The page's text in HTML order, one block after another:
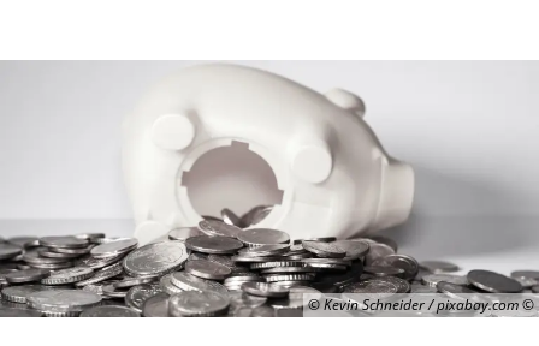
© Kevin Schneider / pixabay.com